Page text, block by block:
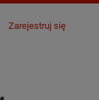
Zarejestruj się